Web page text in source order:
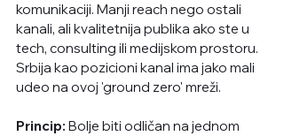
komunikaciji. Manji reach nego ostali
kanali, ali kvalitetnija publika ako ste u
tech, consulting ili medijskom prostoru.
Srbija kao pozicioni kanal ima jako mali
udeo na ovoj 'ground zero' mreži.
Princip: Bolje biti odličan na jednom